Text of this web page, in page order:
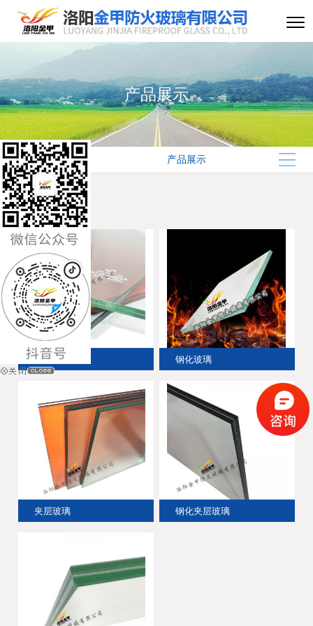
产品展示
产品展示
夹层玻璃 钢化玻璃
夹层玻璃 钢化夹层玻璃